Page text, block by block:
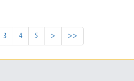
3 4 5 > >>